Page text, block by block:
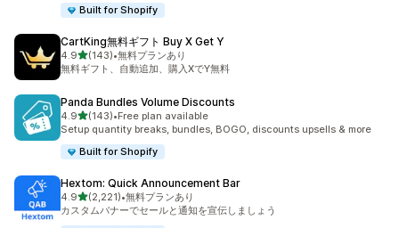
Built for Shopify
CartKing無料ギフト Buy X Get Y
4.95つ星中
(143)
合計レビュー数：143件
•無料プランあり
無料ギフト、自動追加、購入XでY無料
Panda Bundles Volume Discounts
4.95つ星中
(143)
合計レビュー数：143件
•Free plan available
Setup quantity breaks, bundles, BOGO, discounts upsells & more
Built for Shopify
Hextom: Quick Announcement Bar
4.95つ星中
(2,221)
合計レビュー数：2221件
•無料プランあり
カスタムバナーでセールと通知を宣伝しましょう